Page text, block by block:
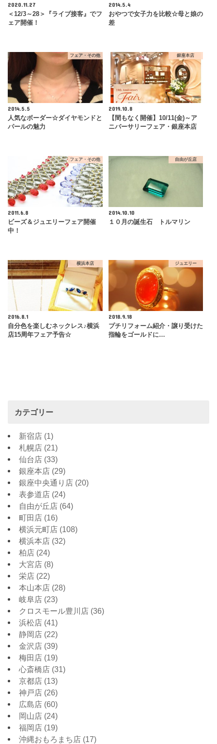
2020.11.27
＜12/3～28＞『ライブ接客』でフ
ェア開催！
2014.5.4
おやつで女子力を比較☆母と娘の
差
フェア・その他
2014.5.5
人気なボーダー☆ダイヤモンドと
パールの魅力
銀座本店
2019.10.8
【間もなく開催】10/11(金)～ア
ニバーサリーフェア・銀座本店
フェア・その他
2011.6.8
ビーズ＆ジュエリーフェア開催
中！
自由が丘店
2014.10.10
１０月の誕生石 トルマリン
横浜本店
2016.8.1
自分色を楽しむネックレス♪横浜
店15周年フェア予告☆
ジュエリー
2018.9.18
プチリフォーム紹介・譲り受けた
指輪をゴールドに…
カテゴリー
新宿店 (1)
札幌店 (21)
仙台店 (33)
銀座本店 (29)
銀座中央通り店 (20)
表参道店 (24)
自由が丘店 (64)
町田店 (16)
横浜元町店 (108)
横浜本店 (32)
柏店 (24)
大宮店 (8)
栄店 (22)
本山本店 (28)
岐阜店 (23)
クロスモール豊川店 (36)
浜松店 (41)
静岡店 (22)
金沢店 (39)
梅田店 (19)
心斎橋店 (31)
京都店 (13)
神戸店 (26)
広島店 (60)
岡山店 (24)
福岡店 (19)
沖縄おもろまち店 (17)